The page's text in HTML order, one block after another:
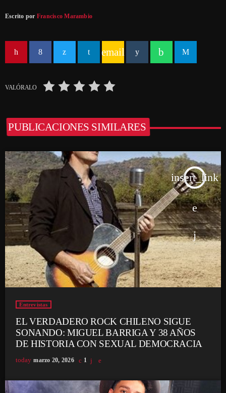
Escrito por Francisco Marambio
email
VALÓRALO
PUBLICACIONES SIMILARES
insert_link
Entrevistas
EL VERDADERO ROCK CHILENO SIGUE
SONANDO: MIGUEL BARRIGA Y 38 AÑOS
DE HISTORIA CON SEXUAL DEMOCRACIA
today marzo 20, 2026 1